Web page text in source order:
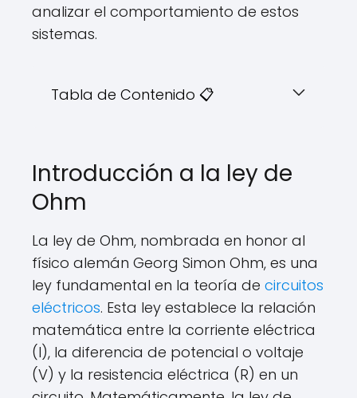
analizar el comportamiento de estos
sistemas.
Tabla de Contenido 📋
Introducción a la ley de
Ohm
La ley de Ohm, nombrada en honor al
físico alemán Georg Simon Ohm, es una
ley fundamental en la teoría de circuitos
eléctricos. Esta ley establece la relación
matemática entre la corriente eléctrica
(I), la diferencia de potencial o voltaje
(V) y la resistencia eléctrica (R) en un